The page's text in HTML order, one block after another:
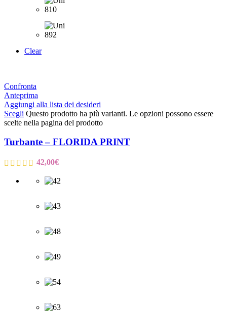
Clear
Confronta
Anteprima
Aggiungi alla lista dei desideri
Scegli Questo prodotto ha più varianti. Le opzioni possono essere
scelte nella pagina del prodotto
Turbante – FLORIDA PRINT
42,00€